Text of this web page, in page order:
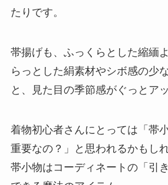
たりです。
帯揚げも、ふっくらとした縮緬
らっとした絹素材やシボ感の少
と、見た目の季節感がぐっとア
着物初心者さんにとっては「帯
重要なの？」と思われるかもし
帯小物はコーディネートの「引